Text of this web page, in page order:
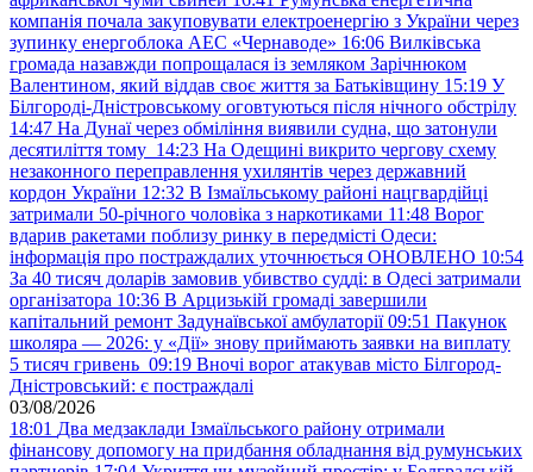
компанія почала закуповувати електроенергію з України через
зупинку енергоблока АЕС «Чернаводе» 16:06 Вилківська
громада назавжди попрощалася із земляком Зарічнюком
Валентином, який віддав своє життя за Батьківщину 15:19 У
Білгороді-Дністровському оговтуються після нічного обстрілу
14:47 На Дунаї через обміління виявили судна, що затонули
десятиліття тому 14:23 На Одещині викрито чергову схему
незаконного переправлення ухилянтів через державний
кордон України 12:32 В Ізмаїльському районі нацгвардійці
затримали 50-річного чоловіка з наркотиками 11:48 Ворог
вдарив ракетами поблизу ринку в передмісті Одеси:
інформація про постраждалих уточнюється ОНОВЛЕНО 10:54
За 40 тисяч доларів замовив убивство судді: в Одесі затримали
організатора 10:36 В Арцизькій громаді завершили
капітальний ремонт Задунаївської амбулаторії 09:51 Пакунок
школяра — 2026: у «Дії» знову приймають заявки на виплату
5 тисяч гривень 09:19 Вночі ворог атакував місто Білгород-
Дністровський: є постраждалі
03/08/2026
18:01 Два медзаклади Ізмаїльського району отримали
фінансову допомогу на придбання обладнання від румунських